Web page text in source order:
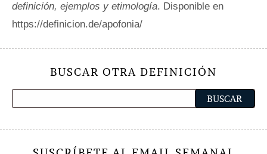
definición, ejemplos y etimología. Disponible en
https://definicion.de/apofonia/
BUSCAR OTRA DEFINICIÓN